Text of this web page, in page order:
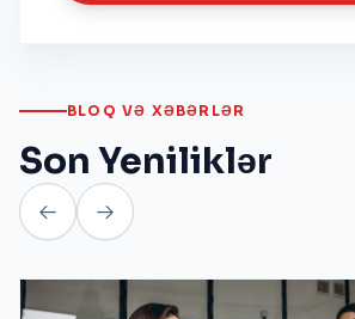
BLOQ VƏ XƏBƏRLƏR
Son Yeniliklər